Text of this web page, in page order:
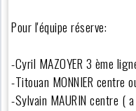
Pour l'équipe réserve:
-Cyril MAZOYER 3 ème
-Titouan MONNIER centre
-Sylvain MAURIN centre (